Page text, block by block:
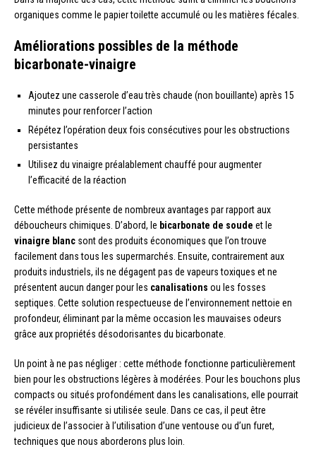
organiques comme le papier toilette accumulé ou les matières fécales.
Améliorations possibles de la méthode
bicarbonate-vinaigre
Ajoutez une casserole d’eau très chaude (non bouillante) après 15
minutes pour renforcer l’action
Répétez l’opération deux fois consécutives pour les obstructions
persistantes
Utilisez du vinaigre préalablement chauffé pour augmenter
l’efficacité de la réaction
Cette méthode présente de nombreux avantages par rapport aux
déboucheurs chimiques. D’abord, le bicarbonate de soude et le
vinaigre blanc sont des produits économiques que l’on trouve
facilement dans tous les supermarchés. Ensuite, contrairement aux
produits industriels, ils ne dégagent pas de vapeurs toxiques et ne
présentent aucun danger pour les canalisations ou les fosses
septiques. Cette solution respectueuse de l’environnement nettoie en
profondeur, éliminant par la même occasion les mauvaises odeurs
grâce aux propriétés désodorisantes du bicarbonate.
Un point à ne pas négliger : cette méthode fonctionne particulièrement
bien pour les obstructions légères à modérées. Pour les bouchons plus
compacts ou situés profondément dans les canalisations, elle pourrait
se révéler insuffisante si utilisée seule. Dans ce cas, il peut être
judicieux de l’associer à l’utilisation d’une ventouse ou d’un furet,
techniques que nous aborderons plus loin.